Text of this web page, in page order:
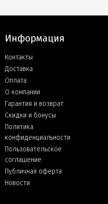
Информация
Контакты
Доставка
Оплата
О компании
Гарантия и возврат
Скидки и бонусы
Политика
конфиденциальности
Пользовательское
соглашение
Публичная оферта
Новости